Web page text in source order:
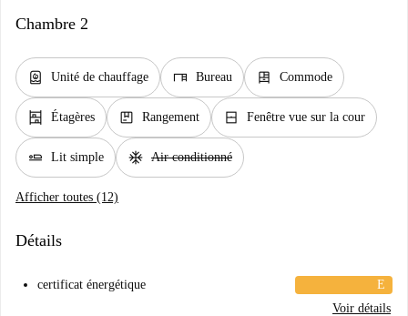
Chambre 2
water_heater Unité de chauffage desk Bureau dresser Commode
shelves Étagères package Rangement window_closed Fenêtre vue sur la cour
airline_seat_flat Lit simple ac_unit Air conditionné
Afficher toutes (12)
Détails
certificat énergétique
E
Voir détails